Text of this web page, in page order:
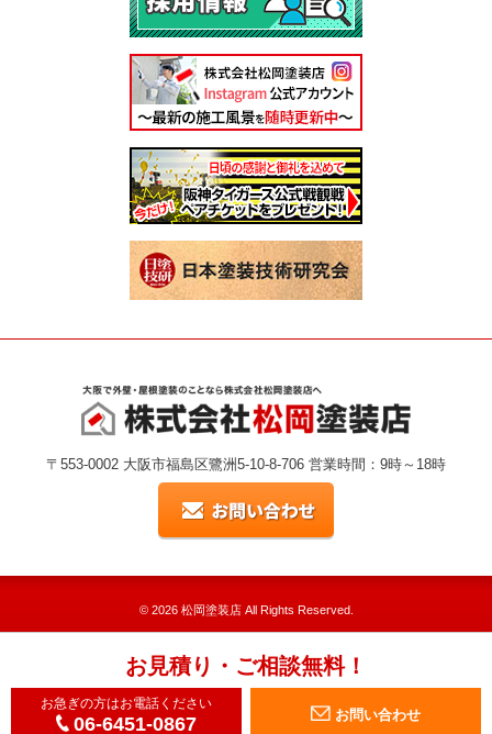
〒553-0002 大阪市福島区鷺洲5-10-8-706 営業時間：9時～18時
お見積り・ご相談無料！
お急ぎの方はお電話ください
06-6451-0867 お問い合わせ
© 2026 松岡塗装店All Rights Reserved.